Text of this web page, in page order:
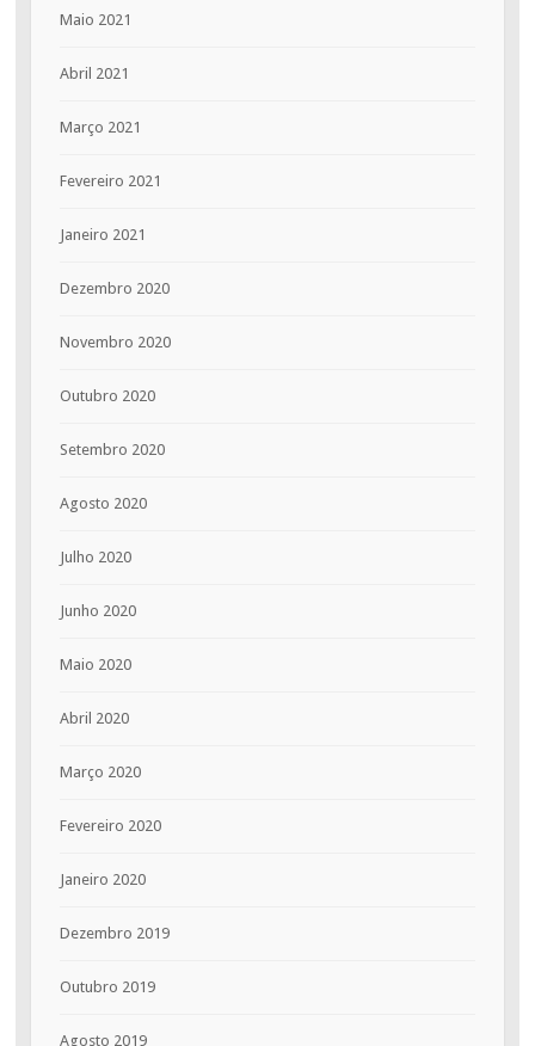
Maio 2021
Abril 2021
Março 2021
Fevereiro 2021
Janeiro 2021
Dezembro 2020
Novembro 2020
Outubro 2020
Setembro 2020
Agosto 2020
Julho 2020
Junho 2020
Maio 2020
Abril 2020
Março 2020
Fevereiro 2020
Janeiro 2020
Dezembro 2019
Outubro 2019
Agosto 2019